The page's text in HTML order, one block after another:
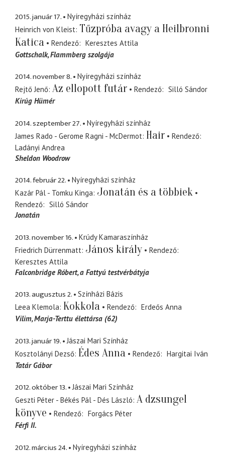
2015. január 17.
Nyíregyházi színház
Heinrich von Kleist Tűzpróba avagy a Heilbronni
Katica
Rendező
Keresztes Attila
Gottschalk Flammberg szolgája
2014. november 8.
Nyíregyházi színház
Rejtő Jenő Az ellopott futár Rendező
Silló Sándor
Kirúg Hümér
2014. szeptember 27.
Nyíregyházi színház
James Rado - Gerome Ragni - McDermot Hair
Rendező
Ladányi Andrea
Sheldon Woodrow
2014. február 22.
Nyíregyházi színház
Kazár Pál - Tomku Kinga Jonatán és a többiek
Rendező
Silló Sándor
Jonatán
2013. november 16.
Krúdy Kamaraszínház
Friedrich Dürrenmatt János király
Rendező
Keresztes Attila
Falconbridge Róbert a Fattyú testvérbátyja
2013. augusztus 2.
Színházi Bázis
Leea Klemola Kokkola Rendező
Erdeős Anna
Vilim Marja-Terttu élettársa (62)
2013. január 19.
Jászai Mari Színház
Kosztolányi Dezső Édes Anna Rendező
Hargitai Iván
Tatár Gábor
2012. október 13.
Jászai Mari Színház
Geszti Péter - Békés Pál - Dés László A dzsungel
könyve
Rendező
Forgács Péter
Férfi II.
2012. március 24. Nyíregyházi színház